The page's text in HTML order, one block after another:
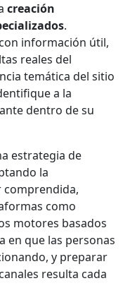
creación
.
información útil,
reales del
temática del sitio
a la
dentro de su
estrategia de
la
comprendida,
como
motores basados
en que las personas
y preparar
resulta cada